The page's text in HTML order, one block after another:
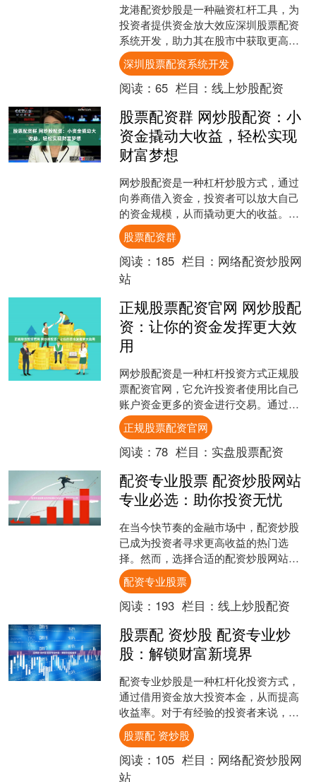
龙港配资炒股是一种融资杠杆工具，为
投资者提供资金放大效应深圳股票配资
系统开发，助力其在股市中获取更高收
益。通过龙港配资，投资者可以以较小
的本金撬动更大的资金，从....
深圳股票配资系统开发
阅读： 65 栏目： 线上炒股配资
股票配资群 网炒股配资：小
资金撬动大收益，轻松实现
财富梦想
网炒股配资是一种杠杆炒股方式，通过
向券商借入资金，投资者可以放大自己
的资金规模，从而撬动更大的收益。对
于资金有限的小投资者来说，配资无疑
是一个实现财富梦想的捷径....
股票配资群
阅读： 185 栏目： 网络配资炒股网
站
正规股票配资官网 网炒股配
资：让你的资金发挥更大效
用
网炒股配资是一种杠杆投资方式正规股
票配资官网，它允许投资者使用比自己
账户资金更多的资金进行交易。通过配
资，投资者可以放大自己的收益潜力，
但同时也要承担更大的风险....
正规股票配资官网
阅读： 78 栏目： 实盘股票配资
配资专业股票 配资炒股网站
专业必选：助你投资无忧
在当今快节奏的金融市场中，配资炒股
已成为投资者寻求更高收益的热门选
择。然而，选择合适的配资炒股网站至
关重要，以确保您的投资安全无忧。 1.
专业化服务：上虞股票....
配资专业股票
阅读： 193 栏目： 线上炒股配资
股票配 资炒股 配资专业炒
股：解锁财富新境界
配资专业炒股是一种杠杆化投资方式，
通过借用资金放大投资本金，从而提高
收益率。对于有经验的投资者来说，配
资炒股可以成为解锁财富新境界的利
器。 重庆股票配资公司拥有....
股票配 资炒股
阅读： 105 栏目： 网络配资炒股网
站